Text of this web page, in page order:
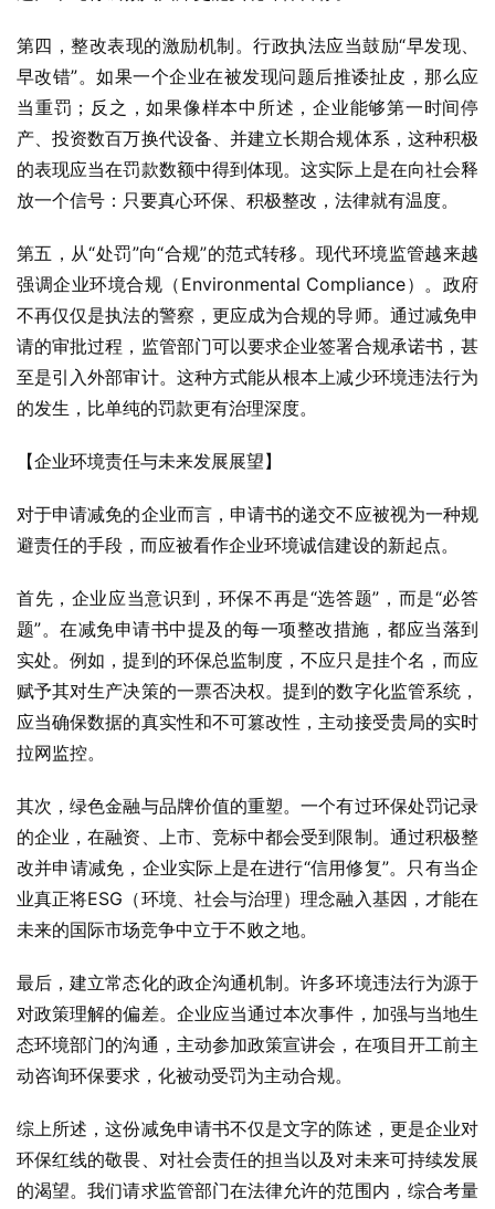
第四，整改表现的激励机制。行政执法应当鼓励“早发现、
早改错”。如果一个企业在被发现问题后推诿扯皮，那么应
当重罚；反之，如果像样本中所述，企业能够第一时间停
产、投资数百万换代设备、并建立长期合规体系，这种积极
的表现应当在罚款数额中得到体现。这实际上是在向社会释
放一个信号：只要真心环保、积极整改，法律就有温度。
第五，从“处罚”向“合规”的范式转移。现代环境监管越来越
强调企业环境合规（Environmental Compliance）。政府
不再仅仅是执法的警察，更应成为合规的导师。通过减免申
请的审批过程，监管部门可以要求企业签署合规承诺书，甚
至是引入外部审计。这种方式能从根本上减少环境违法行为
的发生，比单纯的罚款更有治理深度。
【企业环境责任与未来发展展望】
对于申请减免的企业而言，申请书的递交不应被视为一种规
避责任的手段，而应被看作企业环境诚信建设的新起点。
首先，企业应当意识到，环保不再是“选答题”，而是“必答
题”。在减免申请书中提及的每一项整改措施，都应当落到
实处。例如，提到的环保总监制度，不应只是挂个名，而应
赋予其对生产决策的一票否决权。提到的数字化监管系统，
应当确保数据的真实性和不可篡改性，主动接受贵局的实时
拉网监控。
其次，绿色金融与品牌价值的重塑。一个有过环保处罚记录
的企业，在融资、上市、竞标中都会受到限制。通过积极整
改并申请减免，企业实际上是在进行“信用修复”。只有当企
业真正将ESG（环境、社会与治理）理念融入基因，才能在
未来的国际市场竞争中立于不败之地。
最后，建立常态化的政企沟通机制。许多环境违法行为源于
对政策理解的偏差。企业应当通过本次事件，加强与当地生
态环境部门的沟通，主动参加政策宣讲会，在项目开工前主
动咨询环保要求，化被动受罚为主动合规。
综上所述，这份减免申请书不仅是文字的陈述，更是企业对
环保红线的敬畏、对社会责任的担当以及对未来可持续发展
的渴望。我们请求监管部门在法律允许的范围内，综合考量